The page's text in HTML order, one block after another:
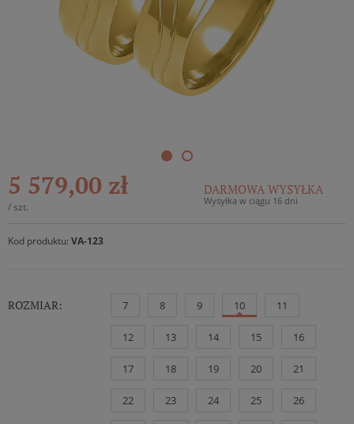
5 579,00 zł
/ szt.
DARMOWA WYSYŁKA
Wysyłka w ciągu 16 dni
Kod produktu: VA-123
ROZMIAR: 7 8 9 10 11
12 13 14 15 16
17 18 19 20 21
22 23 24 25 26